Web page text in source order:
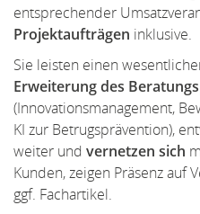
entsprechender
Projektaufträgen inklusive.
Sie leisten einen
Erweiterung des
(Innovationsmanagement,
KI zur Betrugsprävention),
weiter und vernetzen sich
Kunden, zeigen Präsenz auf
ggf. Fachartikel.